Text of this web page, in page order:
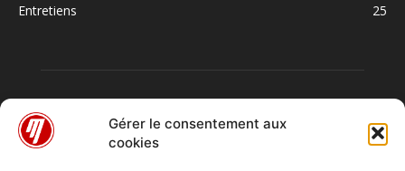
Gérer le consentement aux
cookies
Entretiens
25